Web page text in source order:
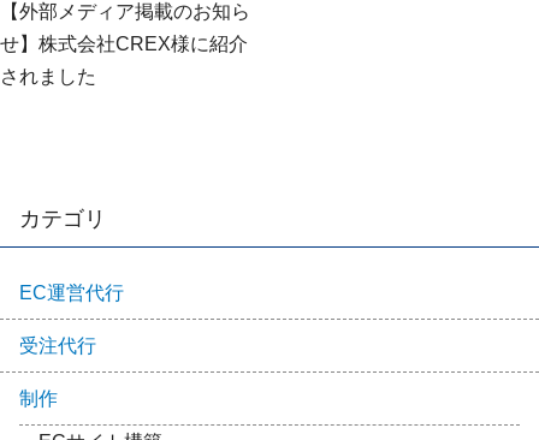
【外部メディア掲載のお知ら
せ】株式会社CREX様に紹介
されました
カテゴリ
EC運営代行
受注代行
制作